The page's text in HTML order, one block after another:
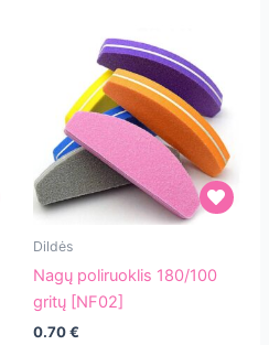
Nagų
180/100
gritų
Dildės
Nagų poliruoklis 180/100
gritų [NF02]
0.70€